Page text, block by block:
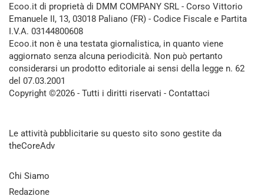
Ecoo.it di proprietà di DMM COMPANY SRL - Corso Vittorio
Emanuele II, 13, 03018 Paliano (FR) - Codice Fiscale e Partita
I.V.A. 03144800608
Ecoo.it non è una testata giornalistica, in quanto viene
aggiornato senza alcuna periodicità. Non può pertanto
considerarsi un prodotto editoriale ai sensi della legge n. 62
del 07.03.2001
Copyright ©2026 - Tutti i diritti riservati - Contattaci
Le attività pubblicitarie su questo sito sono gestite da
theCoreAdv
Chi Siamo
Redazione